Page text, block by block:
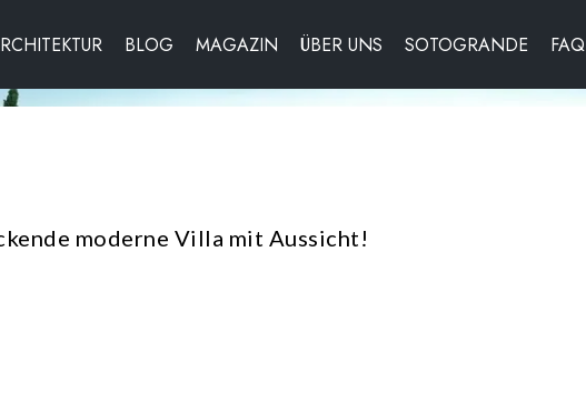
BLOG MAGAZIN ÜBER UNS SOTOGRANDE FAQ
moderne Villa mit Aussicht!